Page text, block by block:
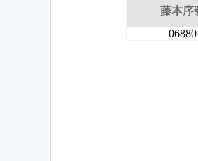
藤本序
06880